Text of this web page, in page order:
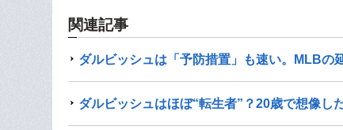
関連記事
ダルビッシュは「予防措置」も速い。MLBの
ダルビッシュはほぼ“転生者”？20歳で想像し